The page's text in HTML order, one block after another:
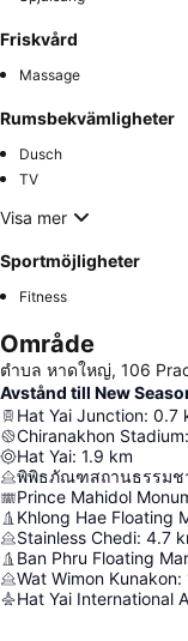
Friskvård
Massage
Rumsbekvämligheter
Dusch
TV
Visa mer
Sportmöjligheter
Fitness
Område
ตําบล หาดใหญ่, 106
Avstånd till New
Hat Yai Junction: 0.7
Chiranakhon Stadium:
Hat Yai: 1.9 km
Prince Mahidol
Khlong Hae Floating
Stainless Chedi: 4.7
Ban Phru Floating
Wat Wimon Kunakon:
Hat Yai International